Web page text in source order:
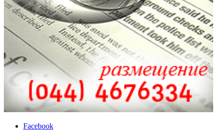
Facebook